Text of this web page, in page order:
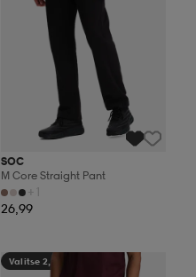
SOC
M Core Straight Pant
+1
26,99
Valitse 2, maksa 44,99€